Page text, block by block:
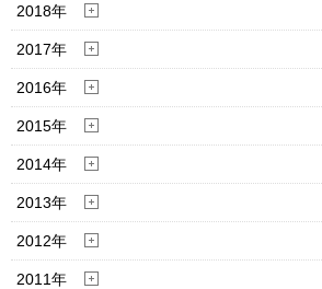
2018年
2017年
2016年
2015年
2014年
2013年
2012年
2011年